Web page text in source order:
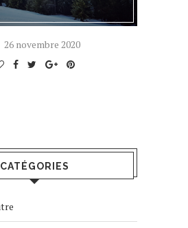
26 novembre 2020
CATÉGORIES